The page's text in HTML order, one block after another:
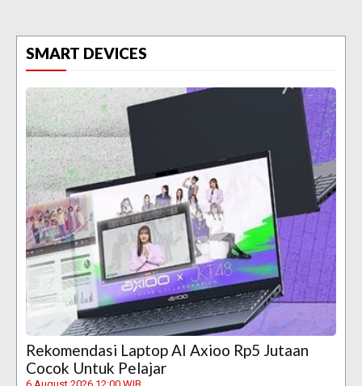
SMART DEVICES
Rekomendasi Laptop AI Axioo Rp5 Jutaan
Cocok Untuk Pelajar